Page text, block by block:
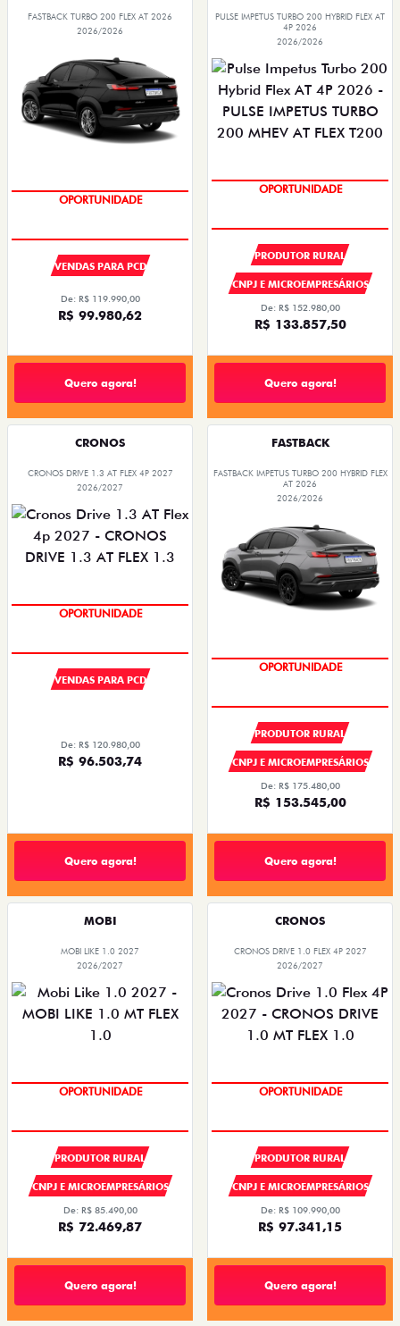
FASTBACK TURBO 200 FLEX AT 2026
2026/2026
VENDAS PARA PCD
De: R$ 119.990,00
R$ 99.980,62
Quero agora!
PULSE IMPETUS TURBO 200 HYBRID FLEX AT
4P 2026
2026/2026
PRODUTOR RURAL
CNPJ E MICROEMPRESÁRIOS
De: R$ 152.980,00
R$ 133.857,50
Quero agora!
CRONOS
CRONOS DRIVE 1.3 AT FLEX 4P 2027
2026/2027
VENDAS PARA PCD
De: R$ 120.980,00
R$ 96.503,74
Quero agora!
FASTBACK
FASTBACK IMPETUS TURBO 200 HYBRID FLEX
AT 2026
2026/2026
PRODUTOR RURAL
CNPJ E MICROEMPRESÁRIOS
De: R$ 175.480,00
R$ 153.545,00
Quero agora!
MOBI
MOBI LIKE 1.0 2027
2026/2027
PRODUTOR RURAL
CNPJ E MICROEMPRESÁRIOS
De: R$ 85.490,00
R$ 72.469,87
Quero agora!
CRONOS
CRONOS DRIVE 1.0 FLEX 4P 2027
2026/2027
PRODUTOR RURAL
CNPJ E MICROEMPRESÁRIOS
De: R$ 109.990,00
R$ 97.341,15
Quero agora!